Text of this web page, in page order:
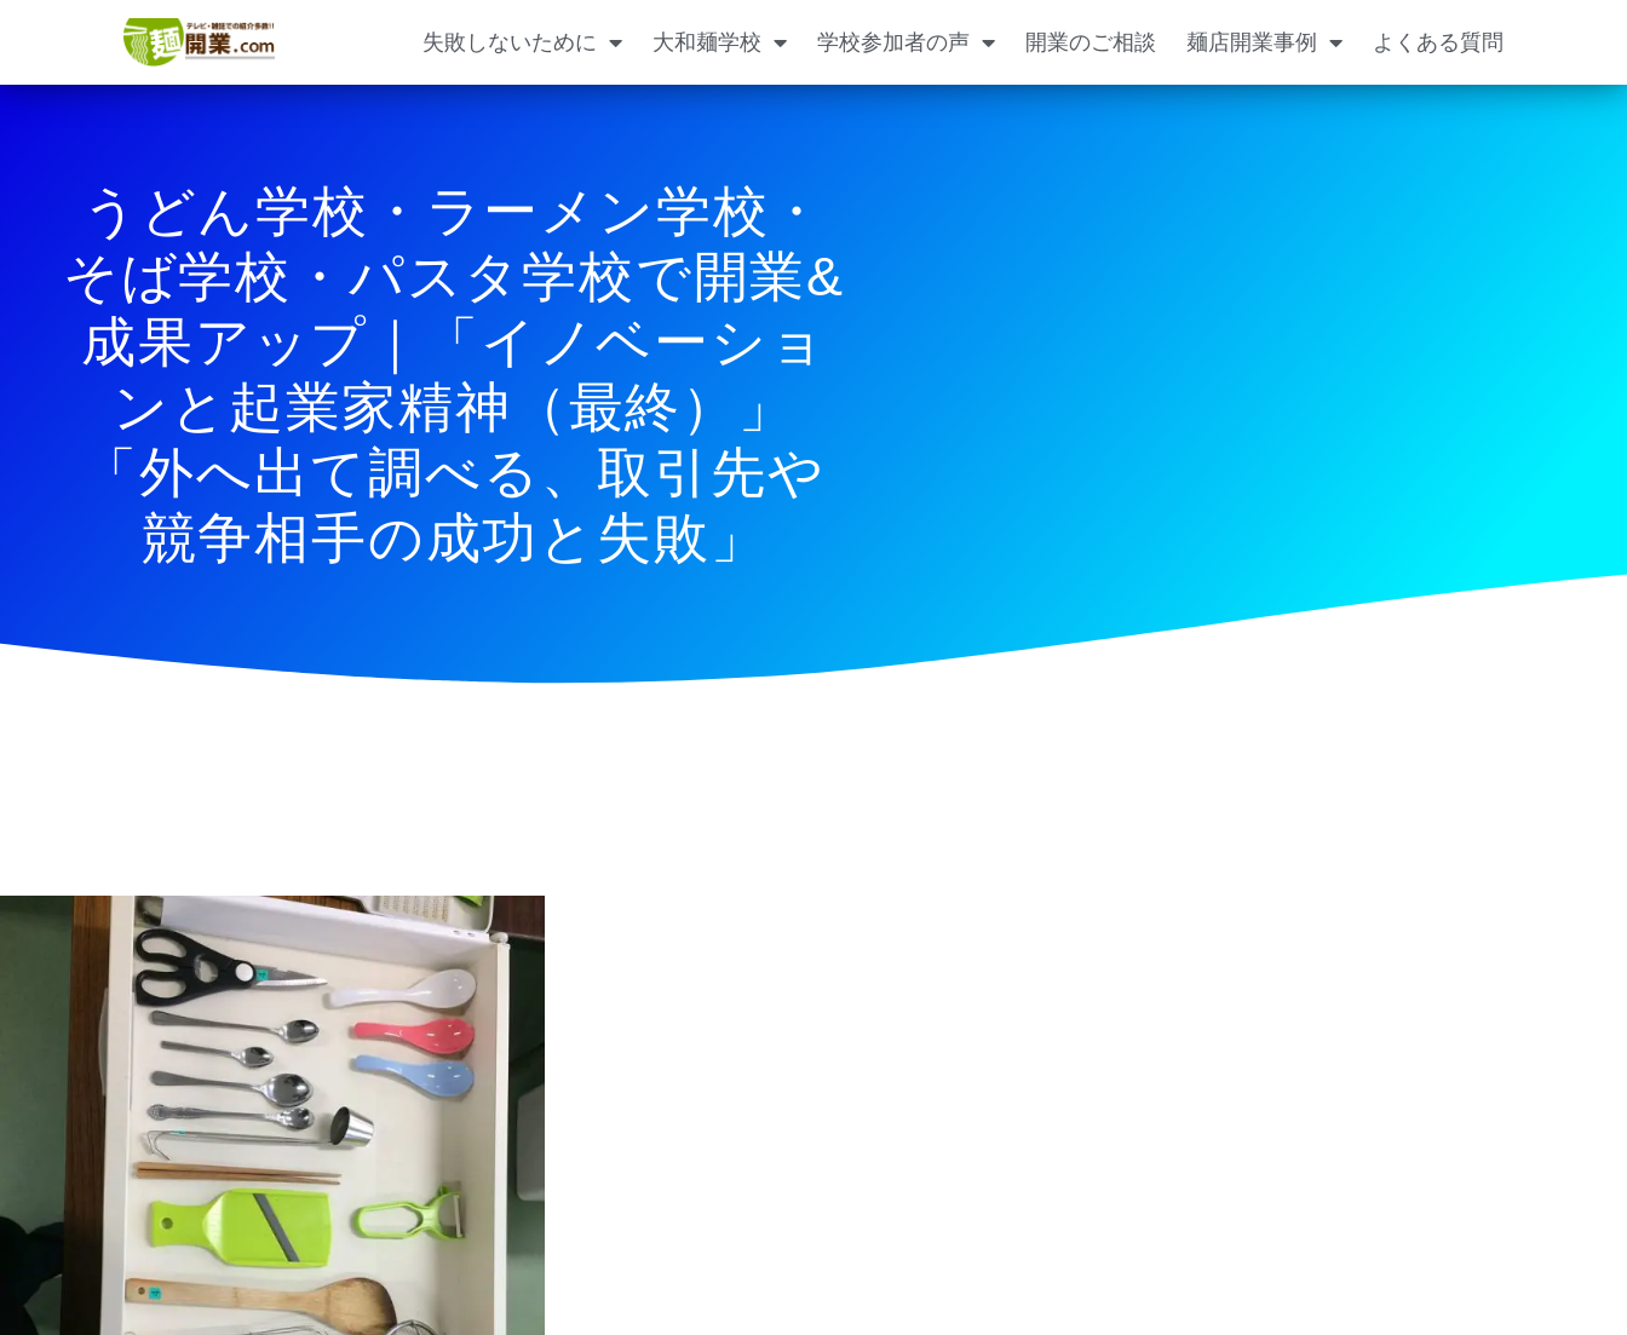
失敗しないために 大和麺学校 学校参加者の声 開業のご相談 麺店開業事例 よくある質問
うどん学校・ラーメン学校・
そば学校・パスタ学校で開業&
成果アップ｜「イノベーショ
ンと起業家精神（最終）」
「外へ出て調べる、取引先や
競争相手の成功と失敗」